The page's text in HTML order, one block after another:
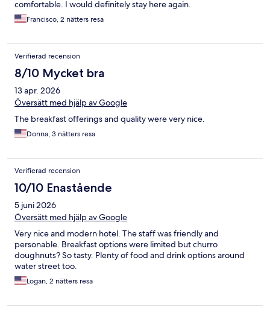
comfortable. I would definitely stay here again.
Francisco, 2 nätters resa
Verifierad recension
8/10 Mycket bra
13 apr. 2026
Översätt med hjälp av Google
The breakfast offerings and quality were very nice.
Donna, 3 nätters resa
Verifierad recension
10/10 Enastående
5 juni 2026
Översätt med hjälp av Google
Very nice and modern hotel. The staff was friendly and
personable. Breakfast options were limited but churro
doughnuts? So tasty. Plenty of food and drink options around
water street too.
Logan, 2 nätters resa